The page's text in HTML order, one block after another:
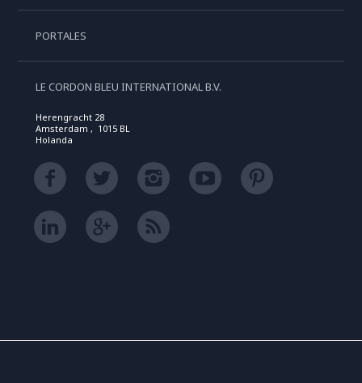
PORTALES
LE CORDON BLEU INTERNATIONAL B.V.
Herengracht 28
Amsterdam , 1015 BL
Holanda